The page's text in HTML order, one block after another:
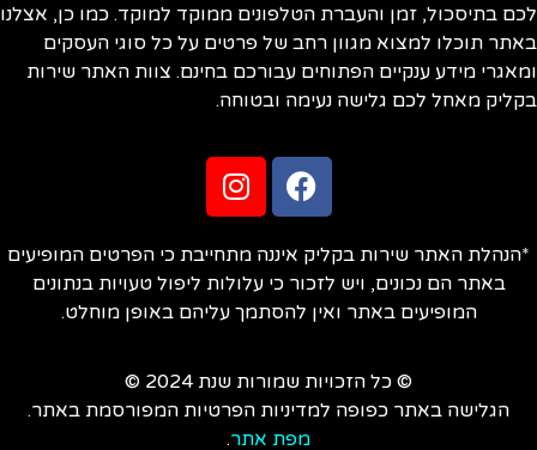
בתיסכול, זמן והעברת הטלפונים ממוקד למוקד. כמו כן, אצלנו
תוכלו למצוא מגוון רחב של פרטים על כל סוגי העסקים
מידע ענקיים הפתוחים עבורכם בחינם. צוות האתר שירות
מאחל לכם גלישה נעימה ובטוחה.
האתר שירות בקליק איננה מתחייבת כי הפרטים המופיעים
באתר הם נכונים, ויש לזכור כי עלולות ליפול טעויות בנתונים
המופיעים באתר ואין להסתמך עליהם באופן מוחלט.
© כל הזכויות שמורות שנת 2024 ©
הגלישה באתר כפופה למדיניות הפרטיות המפורסמת באתר.
מפת אתר.